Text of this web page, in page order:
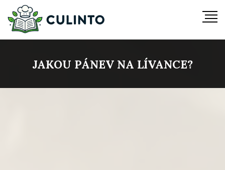
JAKOU PÁNEV NA LÍVANCE?